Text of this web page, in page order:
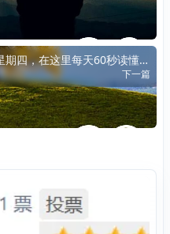
四，在这里每天60秒读懂世
界！
下一篇